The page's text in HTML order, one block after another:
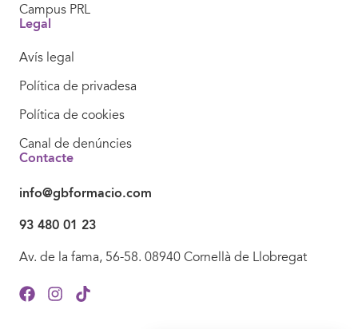
Campus PRL
Legal
Avís legal
Política de privadesa
Política de cookies
Canal de denúncies
Contacte
info@gbformacio.com
93 480 01 23
Av. de la fama, 56-58. 08940 Cornellà de Llobregat